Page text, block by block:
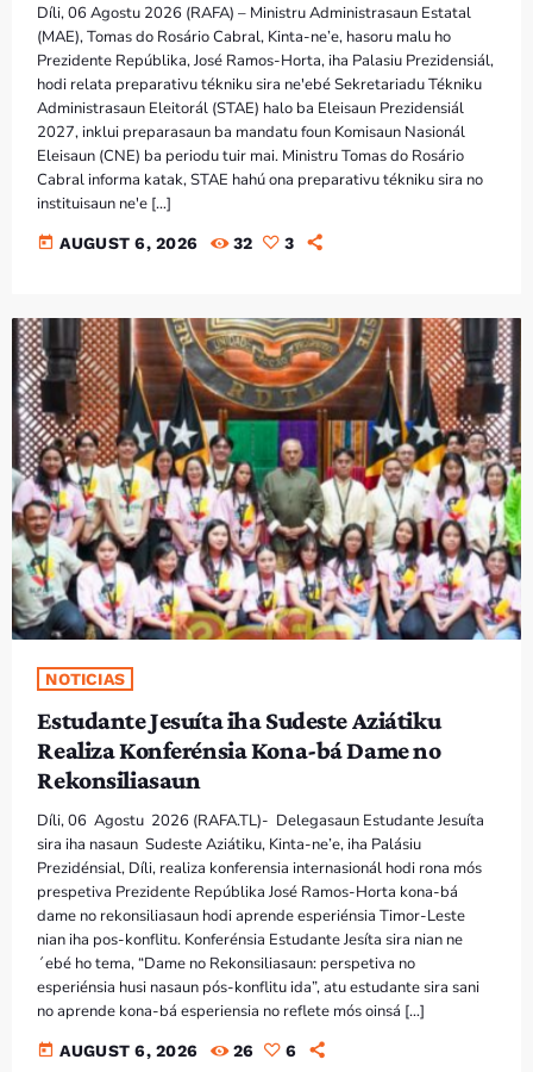
Díli, 06 Agostu 2026 (RAFA) – Ministru Administrasaun Estatal
(MAE), Tomas do Rosário Cabral, Kinta-ne’e, hasoru malu ho
Prezidente Repúblika, José Ramos-Horta, iha Palasiu Prezidensiál,
hodi relata preparativu tékniku sira ne'ebé Sekretariadu Tékniku
Administrasaun Eleitorál (STAE) halo ba Eleisaun Prezidensiál
2027, inklui preparasaun ba mandatu foun Komisaun Nasionál
Eleisaun (CNE) ba periodu tuir mai. Ministru Tomas do Rosário
Cabral informa katak, STAE hahú ona preparativu tékniku sira no
instituisaun ne'e […]
today AUGUST 6, 2026 32 3
NOTICIAS
Estudante Jesuíta iha Sudeste Aziátiku
Realiza Konferénsia Kona-bá Dame no
Rekonsiliasaun
Díli, 06 Agostu 2026 (RAFA.TL)- Delegasaun Estudante Jesuíta
sira iha nasaun Sudeste Aziátiku, Kinta-ne’e, iha Palásiu
Prezidénsial, Díli, realiza konferensia internasionál hodi rona mós
prespetiva Prezidente Repúblika José Ramos-Horta kona-bá
dame no rekonsiliasaun hodi aprende esperiénsia Timor-Leste
nian iha pos-konflitu. Konferénsia Estudante Jesíta sira nian ne
´ebé ho tema, “Dame no Rekonsiliasaun: perspetiva no
esperiénsia husi nasaun pós-konflitu ida”, atu estudante sira sani
no aprende kona-bá esperiensia no reflete mós oinsá […]
today AUGUST 6, 2026 26 6